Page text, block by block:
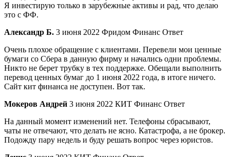
Я инвестирую только в зарубежные активы и рад, что делаю
это с ФФ.
Александр Б. 3 июня 2022 Фридом Финанс Ответ
Очень плохое обращение с клиентами. Перевели мои ценные
бумаги со Сбера в данную фирму и начались одни проблемы.
Никто не берет трубку в тех поддержке. Обещали выполнить
перевод ценных бумаг до 1 июня 2022 года, в итоге ничего.
Сайт кит финанса не доступен. Вот так.
Мокеров Андрей 3 июня 2022 КИТ Финанс Ответ
На данный момент изменений нет. Телефоны сбрасывают,
чаты не отвечают, что делать не ясно. Катастрофа, а не брокер.
Подожду пару недель и буду решать вопрос через юристов.